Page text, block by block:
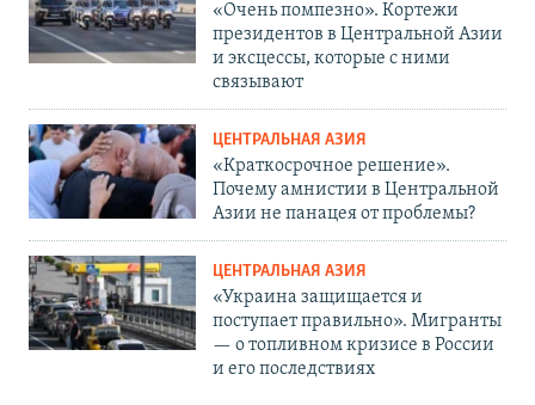
«Очень помпезно». Кортежи
президентов в Центральной Азии
и эксцессы, которые с ними
связывают
ЦЕНТРАЛЬНАЯ АЗИЯ
«Краткосрочное решение».
Почему амнистии в Центральной
Азии не панацея от проблемы?
ЦЕНТРАЛЬНАЯ АЗИЯ
«Украина защищается и
поступает правильно». Мигранты
— о топливном кризисе в России
и его последствиях